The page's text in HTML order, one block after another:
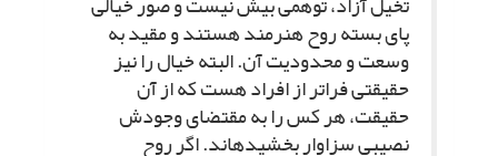
پاى بسته روح هنرمند هستند و مقید به
وسعت و محدودیت آن. البته خیال را نیز
حقیقتى فراتر از افراد هست که از آن
حقیقت، هر کس را به مقتضاى وجودش
نصیبى سزاوار بخشیده‏اند. اگر روح